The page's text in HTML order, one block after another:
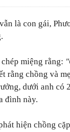
là con gái,
miệng rằng:
rằng chồng và
dưới anh có
đình này.
hiện chồng